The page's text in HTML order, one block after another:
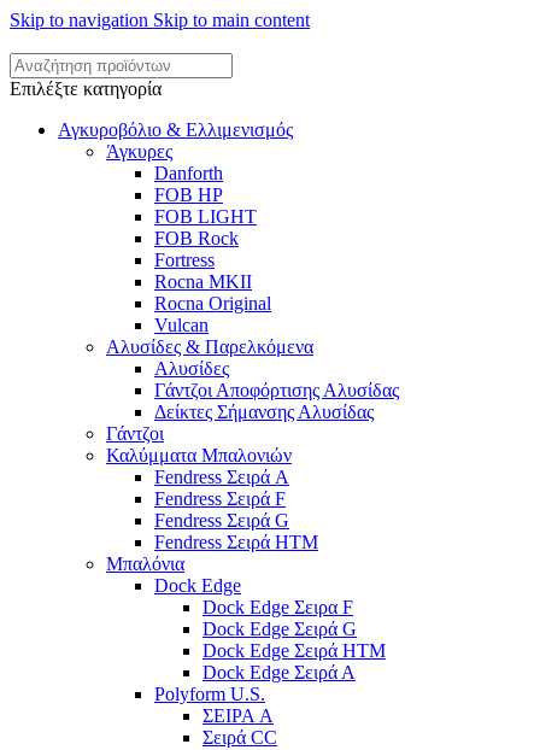
Skip to navigation Skip to main content
Επιλέξτε κατηγορία
Αγκυροβόλιο & Ελλιμενισμός
Άγκυρες
Danforth
FOB HP
FOB LIGHT
FOB Rock
Fortress
Rocna MKII
Rocna Original
Vulcan
Αλυσίδες & Παρελκόμενα
Αλυσίδες
Γάντζοι Αποφόρτισης Αλυσίδας
Δείκτες Σήμανσης Αλυσίδας
Γάντζοι
Καλύμματα Μπαλονιών
Fendress Σειρά A
Fendress Σειρά F
Fendress Σειρά G
Fendress Σειρά HTM
Μπαλόνια
Dock Edge
Dock Edge Σειρα F
Dock Edge Σειρά G
Dock Edge Σειρά HTM
Dock Edge Σειρά Α
Polyform U.S.
ΣΕΙΡΑ A
Σειρά CC